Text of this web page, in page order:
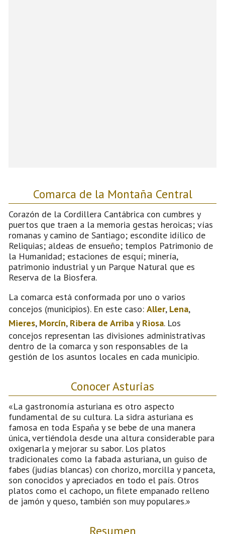
Comarca de la Montaña Central
Corazón de la Cordillera Cantábrica con cumbres y
puertos que traen a la memoria gestas heroicas; vías
romanas y camino de Santiago; escondite idílico de
Reliquias; aldeas de ensueño; templos Patrimonio de
la Humanidad; estaciones de esquí; minería,
patrimonio industrial y un Parque Natural que es
Reserva de la Biosfera.
La comarca está conformada por uno o varios
concejos (municipios). En este caso: Aller, Lena,
Mieres, Morcín, Ribera de Arriba y Riosa. Los
concejos representan las divisiones administrativas
dentro de la comarca y son responsables de la
gestión de los asuntos locales en cada municipio.
Conocer Asturias
«La gastronomía asturiana es otro aspecto
fundamental de su cultura. La sidra asturiana es
famosa en toda España y se bebe de una manera
única, vertiéndola desde una altura considerable para
oxigenarla y mejorar su sabor. Los platos
tradicionales como la fabada asturiana, un guiso de
fabes (judías blancas) con chorizo, morcilla y panceta,
son conocidos y apreciados en todo el país. Otros
platos como el cachopo, un filete empanado relleno
de jamón y queso, también son muy populares.»
Resumen